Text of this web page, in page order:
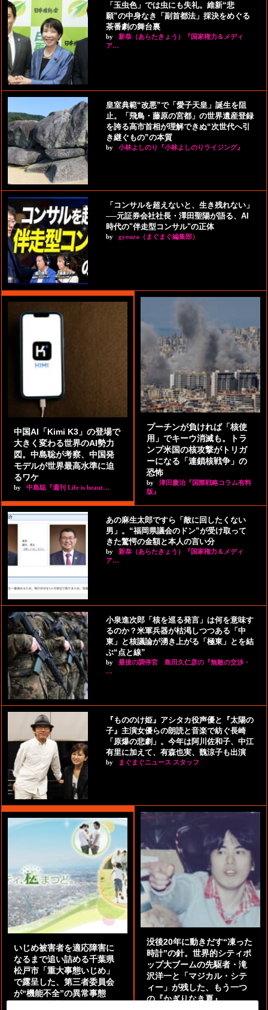
「玉虫色」では虫にも失礼。維新“悲
願”の中身なき「副首都法」採決をめぐる
茶番劇の舞台裏
by
新恭（あらたきょう）『国家権力＆メディ
ア…
皇室典範“改悪”で「愛子天皇」誕生を阻
止。「飛鳥・藤原の宮都」の世界遺産登録
を誇る高市首相が理解できぬ“次世代へ引
き継ぐもの”の本質
by 小林よしのり『小林よしのりライジング』
「コンサルを超えないと、生き残れない」
──元証券会社社長・澤田聖陽が語る、AI
時代の"伴走型コンサル"の正体
by gyouza（まぐまぐ編集部）
中国AI「Kimi K3」の登場で
大きく変わる世界のAI勢力
図。中島聡が考察、中国発
モデルが世界最高水準に迫
るワケ
by 中島聡『週刊 Life is beaut…
プーチンが負ければ「核使
用」でキーウ消滅も。トラ
ンプ米国の核攻撃がトリガ
ーになる「連鎖核戦争」の
恐怖
by
津田慶治『国際戦略コラム有料
版』
あの麻生太郎ですら「敵に回したくない
男」。“福岡県議会のドン”が受け取って
きた驚愕の金額と本人の言い分
by
新恭（あらたきょう）『国家権力＆メディ
ア…
小泉進次郎「核を巡る発言」は何を意味す
るのか？米軍兵器が枯渇しつつある「中
東」と核議論が湧き上がる「極東」とを結
ぶ“点と線”
by
最後の調停官 島田久仁彦の『無敵の交渉・
…
『もののけ姫』アシタカ役声優と『太陽の
子』主演女優らの朗読と音楽で紡ぐ長崎
「原爆の悲劇」。今年は阿川佐和子、中江
有里に加えて、有森也実、魏涼子も出演
by まぐまぐニュース スタッフ
いじめ被害者を適応障害に
なるまで追い詰める千葉県
松戸市「重大事態いじめ」
で露呈した、第三者委員会
が“機能不全”の異常事態
没後20年に動きだす“凍った
時計”の針。世界的シティポ
ップ大ブームの先駆者・滝
沢洋一と「マジカル・シテ
ィー」が残した、もう一つ
の『かぎりなき夏』